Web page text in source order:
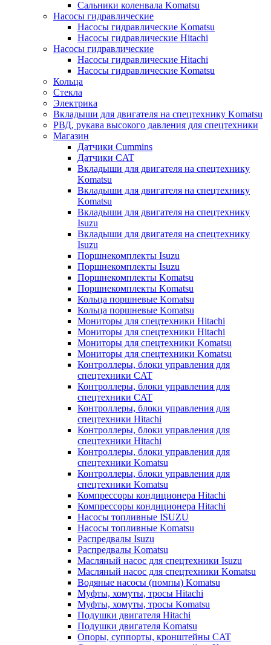
Сальники коленвала Komatsu
Насосы гидравлические
Насосы гидравлические Komatsu
Насосы гидравлические Hitachi
Насосы гидравлические
Насосы гидравлические Hitachi
Насосы гидравлические Komatsu
Кольца
Стекла
Электрика
Вкладыши для двигателя на спецтехнику Komatsu
РВД, рукава высокого давления для спецтехники
Магазин
Датчики Cummins
Датчики CAT
Вкладыши для двигателя на спецтехнику
Komatsu
Вкладыши для двигателя на спецтехнику
Komatsu
Вкладыши для двигателя на спецтехнику
Isuzu
Вкладыши для двигателя на спецтехнику
Isuzu
Поршнекомплекты Isuzu
Поршнекомплекты Isuzu
Поршнекомплекты Komatsu
Поршнекомплекты Komatsu
Кольца поршневые Komatsu
Кольца поршневые Komatsu
Мониторы для спецтехники Hitachi
Мониторы для спецтехники Hitachi
Мониторы для спецтехники Komatsu
Мониторы для спецтехники Komatsu
Контроллеры, блоки управления для
спецтехники CAT
Контроллеры, блоки управления для
спецтехники CAT
Контроллеры, блоки управления для
спецтехники Hitachi
Контроллеры, блоки управления для
спецтехники Hitachi
Контроллеры, блоки управления для
спецтехники Komatsu
Контроллеры, блоки управления для
спецтехники Komatsu
Компрессоры кондиционера Hitachi
Компрессоры кондиционера Hitachi
Насосы топливные ISUZU
Насосы топливные Komatsu
Распредвалы Isuzu
Распредвалы Komatsu
Масляный насос для спецтехники Isuzu
Масляный насос для спецтехники Komatsu
Водяные насосы (помпы) Komatsu
Муфты, хомуты, тросы Hitachi
Муфты, хомуты, тросы Komatsu
Подушки двигателя Hitachi
Подушки двигателя Komatsu
Опоры, суппорты, кронштейны CAT